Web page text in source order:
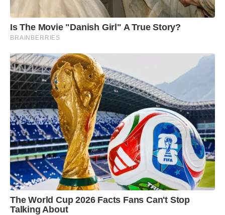
Is The Movie "Danish Girl" A True Story?
BRAINBERRIES
The World Cup 2026 Facts Fans Can't Stop
Talking About